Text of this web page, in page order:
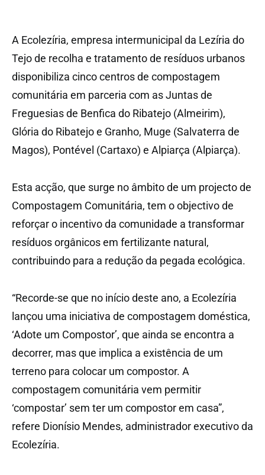
A Ecolezíria, empresa intermunicipal da Lezíria do
Tejo de recolha e tratamento de resíduos urbanos
disponibiliza cinco centros de compostagem
comunitária em parceria com as Juntas de
Freguesias de Benfica do Ribatejo (Almeirim),
Glória do Ribatejo e Granho, Muge (Salvaterra de
Magos), Pontével (Cartaxo) e Alpiarça (Alpiarça).
Esta acção, que surge no âmbito de um projecto de
Compostagem Comunitária, tem o objectivo de
reforçar o incentivo da comunidade a transformar
resíduos orgânicos em fertilizante natural,
contribuindo para a redução da pegada ecológica.
“Recorde-se que no início deste ano, a Ecolezíria
lançou uma iniciativa de compostagem doméstica,
‘Adote um Compostor’, que ainda se encontra a
decorrer, mas que implica a existência de um
terreno para colocar um compostor. A
compostagem comunitária vem permitir
‘compostar’ sem ter um compostor em casa”,
refere Dionísio Mendes, administrador executivo da
Ecolezíria.